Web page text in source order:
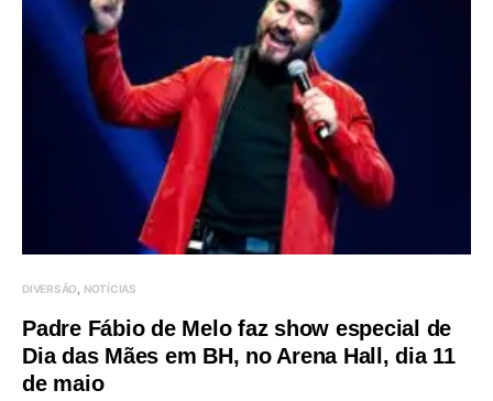
DIVERSÃO NOTÍCIAS
Padre Fábio de Melo faz show especial de
Dia das Mães em BH, no Arena Hall, dia 11
de maio